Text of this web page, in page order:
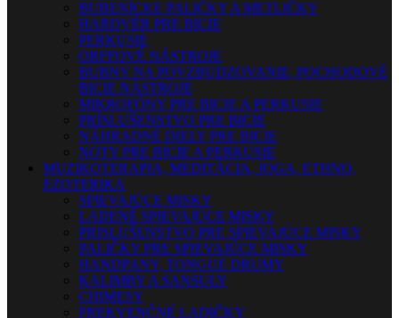
BUBENÍCKE PALIČKY A METLIČKY
HARDVÉR PRE BICIE
PERKUSIE
ORFFOVÉ NÁSTROJE
BUBNY NA POVZBUDZOVANIE, POCHODOVÉ
BICIE NÁSTROJE
MIKROFÓNY PRE BICIE A PERKUSIE
PRÍSLUŠENSTVO PRE BICIE
NÁHRADNÉ DIELY PRE BICIE
NOTY PRE BICIE A PERKUSIE
MUZIKOTERAPIA, MEDITÁCIA, JOGA, ETHNO,
EZOTERIKA
SPIEVAJÚCE MISKY
LADENÉ SPIEVAJÚCE MISKY
PRISLUŠENSTVO PRE SPIEVAJÚCE MISKY
PALIČKY PRE SPIEVAJÚCE MISKY
HANDPANY, TONGUE DRUMY
KALIMBY A SANSULY
CHIMESY
FREKVENČNÉ LADIČKY